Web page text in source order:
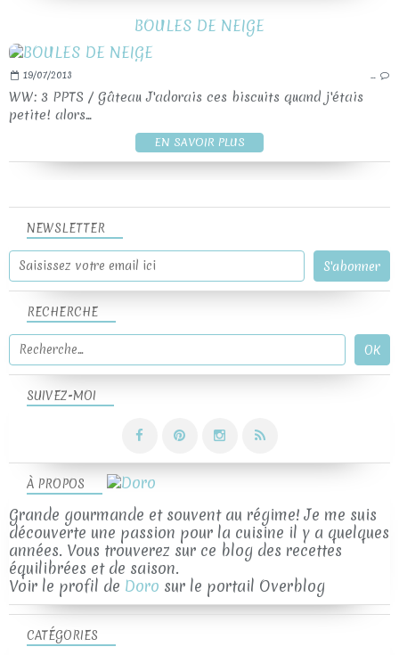
BOULES DE NEIGE
19/07/2013 …
WW: 3 PPTS / Gâteau J'adorais ces biscuits quand j'étais
petite! alors...
EN SAVOIR PLUS
NEWSLETTER
SUIVEZ-MOI
RECHERCHE
À PROPOS
Grande gourmande et souvent au régime! Je me suis
découverte une passion pour la cuisine il y a quelques
années. Vous trouverez sur ce blog des recettes
équilibrées et de saison.
Voir le profil de Doro sur le portail Overblog
CATÉGORIES